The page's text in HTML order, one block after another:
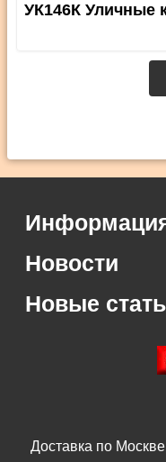
УК146К Уличные
Новости
Новые
Доставка по